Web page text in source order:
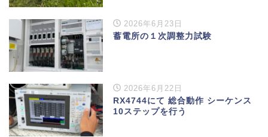
2026年6月23日
蓄電所の１次調整力試験
2026年6月22日
RX4744にて 総合動作 シーケンス
10ステップを行う